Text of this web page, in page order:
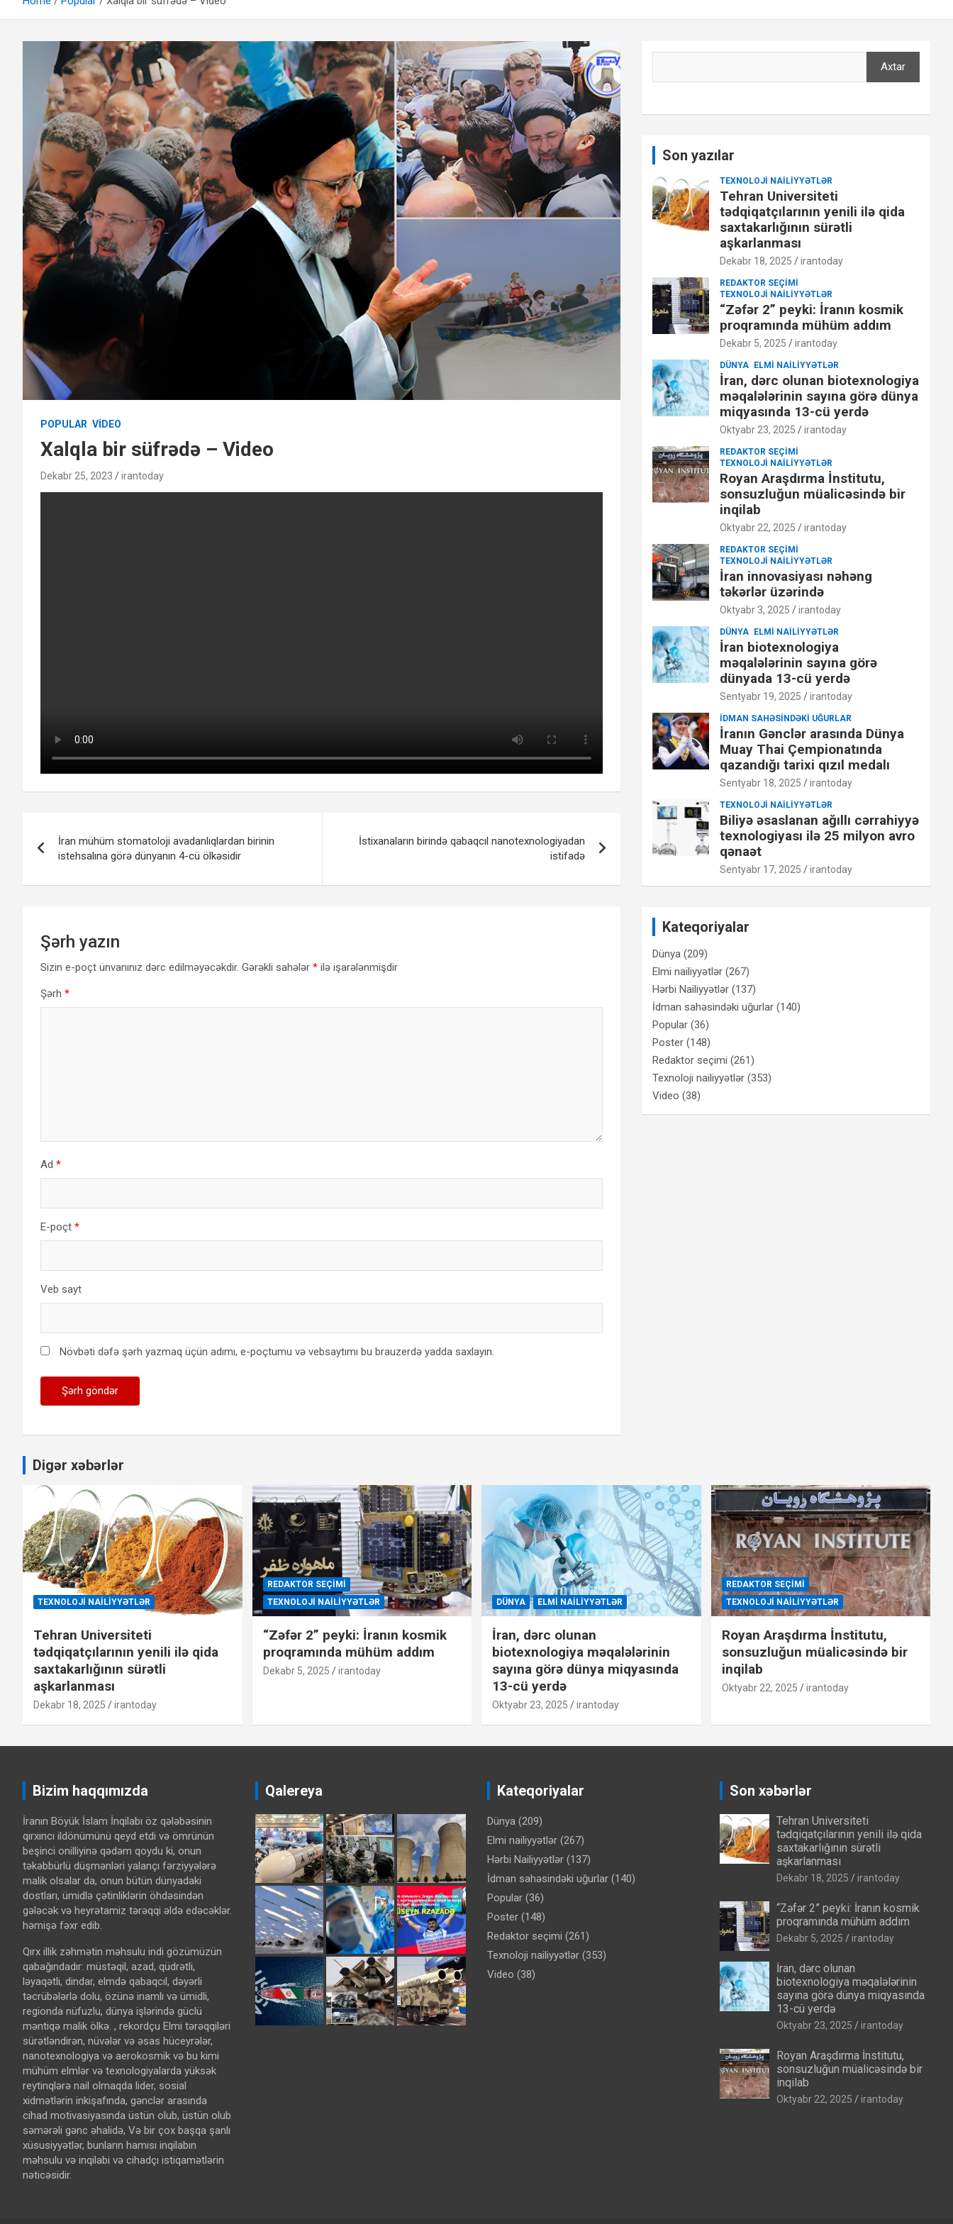
POPULAR VIDEO
Xalqla bir süfrədə – Video
Dekabr 25, 2023 irantoday
naviqasiyası
İran mühüm stomatoloji avadanlıqlardan birinin
istehsalına görə dünyanın 4-cü ölkəsidir
İstixanaların birində qabaqcıl nanotexnologiyadan
istifadə
Şərh yazın
Sizin e-poçt ünvanınız dərc edilməyəcəkdir. Gərəkli sahələr * ilə işarələnmişdir
Şərh *
Ad *
E-poçt *
Veb sayt
Növbəti dəfə şərh yazmaq üçün adımı, e-poçtumu və vebsaytımı bu brauzerdə yadda saxlayın.
Axtar
Son yazılar
TEXNOLOJI NAILIYYƏTLƏR
Tehran Universiteti
tədqiqatçılarının yenili ilə qida
saxtakarlığının sürətli
aşkarlanması
Dekabr 18, 2025 irantoday
REDAKTOR SEÇIMI
TEXNOLOJI NAILIYYƏTLƏR
“Zəfər 2” peyki: İranın kosmik
proqramında mühüm addım
Dekabr 5, 2025 irantoday
DÜNYA ELMI NAILIYYƏTLƏR
İran, dərc olunan biotexnologiya
məqalələrinin sayına görə dünya
miqyasında 13-cü yerdə
Oktyabr 23, 2025 irantoday
REDAKTOR SEÇIMI
TEXNOLOJI NAILIYYƏTLƏR
Royan Araşdırma İnstitutu,
sonsuzluğun müalicəsində bir
inqilab
Oktyabr 22, 2025 irantoday
REDAKTOR SEÇIMI
TEXNOLOJI NAILIYYƏTLƏR
İran innovasiyası nəhəng
təkərlər üzərində
Oktyabr 3, 2025 irantoday
DÜNYA ELMI NAILIYYƏTLƏR
İran biotexnologiya
məqalələrinin sayına görə
dünyada 13-cü yerdə
Sentyabr 19, 2025 irantoday
İDMAN SAHƏSINDƏKI UĞURLAR
İranın Gənclər arasında Dünya
Muay Thai Çempionatında
qazandığı tarixi qızıl medalı
Sentyabr 18, 2025 irantoday
TEXNOLOJI NAILIYYƏTLƏR
Biliyə əsaslanan ağıllı cərrahiyyə
texnologiyası ilə 25 milyon avro
qənaət
Sentyabr 17, 2025 irantoday
Kateqoriyalar
Dünya (209)
Elmi nailiyyətlər (267)
Hərbi Nailiyyətlər (137)
İdman sahəsindəki uğurlar (140)
Popular (36)
Poster (148)
Redaktor seçimi (261)
Texnoloji nailiyyətlər (353)
Video (38)
Digər xəbərlər
TEXNOLOJI NAILIYYƏTLƏR
Tehran Universiteti
tədqiqatçılarının yenili ilə qida
saxtakarlığının sürətli
aşkarlanması
Dekabr 18, 2025 irantoday
REDAKTOR SEÇIMI
TEXNOLOJI NAILIYYƏTLƏR
“Zəfər 2” peyki: İranın kosmik
proqramında mühüm addım
Dekabr 5, 2025 irantoday
DÜNYA ELMI NAILIYYƏTLƏR
İran, dərc olunan
biotexnologiya məqalələrinin
sayına görə dünya miqyasında
13-cü yerdə
Oktyabr 23, 2025 irantoday
REDAKTOR SEÇIMI
TEXNOLOJI NAILIYYƏTLƏR
Royan Araşdırma İnstitutu,
sonsuzluğun müalicəsində bir
inqilab
Oktyabr 22, 2025 irantoday
Bizim haqqımızda
İranın Böyük İslam İnqilabı öz qələbəsinin
qırxıncı ildönümünü qeyd etdi və ömrünün
beşinci onilliyinə qədəm qoydu ki, onun
təkəbbürlü düşmənləri yalançı fərziyyələrə
malik olsalar da, onun bütün dünyadaki
dostları, ümidlə çətinliklərin öhdəsindən
gələcək və heyrətamiz tərəqqi əldə edəcəklər.
həmişə fəxr edib.
Qırx illik zəhmətin məhsulu indi gözümüzün
qabağındadır: müstəqil, azad, qüdrətli,
ləyaqətli, dindar, elmdə qabaqcıl, dəyərli
təcrübələrlə dolu, özünə inamlı və ümidli,
regionda nüfuzlu, dünya işlərində güclü
məntiqə malik ölkə. , rekordçu Elmi tərəqqiləri
sürətləndirən, nüvələr və əsas hüceyrələr,
nanotexnologiya və aerokosmik və bu kimi
mühüm elmlər və texnologiyalarda yüksək
reytinqlərə nail olmaqda lider, sosial
xidmətlərin inkişafında, gənclər arasında
cihad motivasiyasında üstün olub, üstün olub
səmərəli gənc əhalidə, Və bir çox başqa şanlı
xüsusiyyətlər, bunların hamısı inqilabın
məhsulu və inqilabi və cihadçı istiqamətlərin
nəticəsidir.
Qalereya Kateqoriyalar
Dünya (209)
Elmi nailiyyətlər (267)
Hərbi Nailiyyətlər (137)
İdman sahəsindəki uğurlar (140)
Popular (36)
Poster (148)
Redaktor seçimi (261)
Texnoloji nailiyyətlər (353)
Video (38)
Son xəbərlər
Tehran Universiteti
tədqiqatçılarının yenili ilə qida
saxtakarlığının sürətli
aşkarlanması
Dekabr 18, 2025 irantoday
“Zəfər 2” peyki: İranın kosmik
proqramında mühüm addım
Dekabr 5, 2025 irantoday
İran, dərc olunan
biotexnologiya məqalələrinin
sayına görə dünya miqyasında
13-cü yerdə
Oktyabr 23, 2025 irantoday
Royan Araşdırma İnstitutu,
sonsuzluğun müalicəsində bir
inqilab
Oktyabr 22, 2025 irantoday